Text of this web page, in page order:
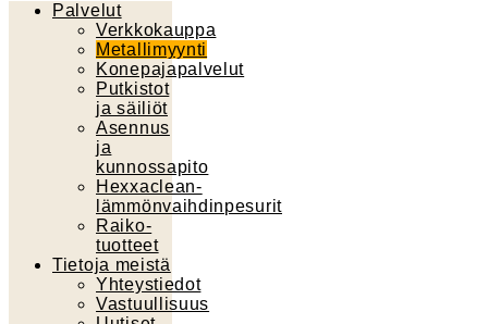
Palvelut
Verkkokauppa
Metallimyynti
Konepajapalvelut
Putkistot
ja säiliöt
Asennus
ja
kunnossapito
Hexxaclean-
lämmönvaihdinpesurit
Raiko-
tuotteet
Tietoja meistä
Yhteystiedot
Vastuullisuus